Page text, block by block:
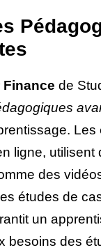
de
Les
ligne, utilisent
des
études de
un
besoins des